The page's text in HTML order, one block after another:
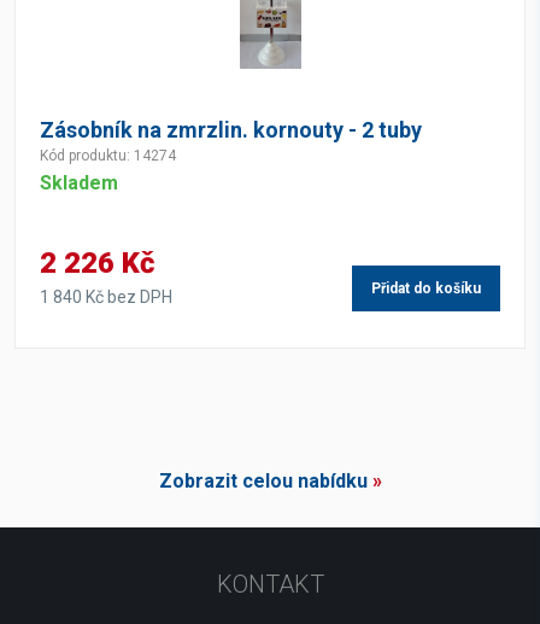
Zásobník na zmrzlin. kornouty - 2 tuby
Kód produktu: 14274
Skladem
2 226 Kč
1 840 Kč bez DPH Přidat do košíku
Zobrazit celou nabídku»
KONTAKT